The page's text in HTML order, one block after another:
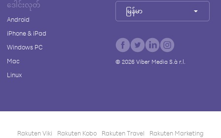
ဒေါင်းလုတ်
Android
iPhone & iPad
Windows PC
Mac
Linux
မြန်မာ
© 2026Viber Media S.à r.l.
Rakuten Viki Rakuten Kobo Rakuten Travel Rakuten Marketing